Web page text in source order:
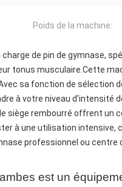
Poids de la machine:
de pin de gymnase,
tonus musculaire.Cette
sa fonction de sélection
à votre niveau d'intensité
siège rembourré offrent un
à une utilisation intensive,
professionnel ou centre
est un